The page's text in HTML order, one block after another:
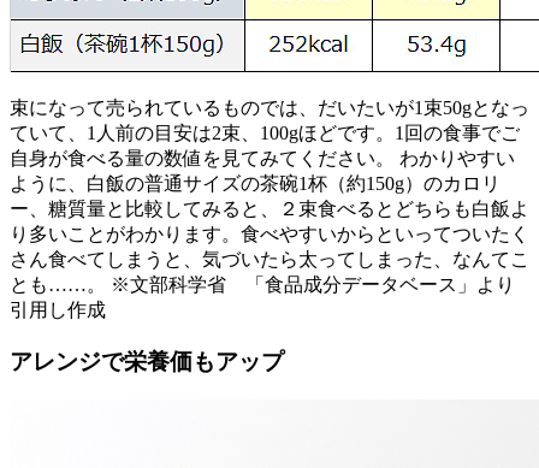
束になって売られているものでは、だいたいが1束50gとなっ
ていて、1人前の目安は2束、100gほどです。1回の食事でご
自身が食べる量の数値を見てみてください。 わかりやすい
ように、白飯の普通サイズの茶碗1杯（約150g）のカロリ
ー、糖質量と比較してみると、２束食べるとどちらも白飯よ
り多いことがわかります。食べやすいからといってついたく
さん食べてしまうと、気づいたら太ってしまった、なんてこ
とも……。 ※文部科学省 「食品成分データベース」より
引用し作成
アレンジで栄養価もアップ